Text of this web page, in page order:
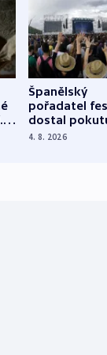
Španělský
pořadatel
dostal
nekalé
4. 8. 2026